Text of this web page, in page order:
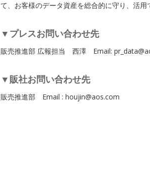
て、お客様のデータ資産を総合的に守り、活
▼プレスお問い合わせ先
販売推進部 広報担当 西澤 Email:
▼販社お問い合わせ先
販売推進部 Email : houjin@aos.com